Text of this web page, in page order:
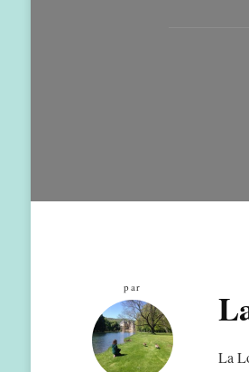
par
La